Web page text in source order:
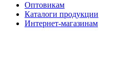
Оптовикам
Каталоги продукции
Интернет-магазинам